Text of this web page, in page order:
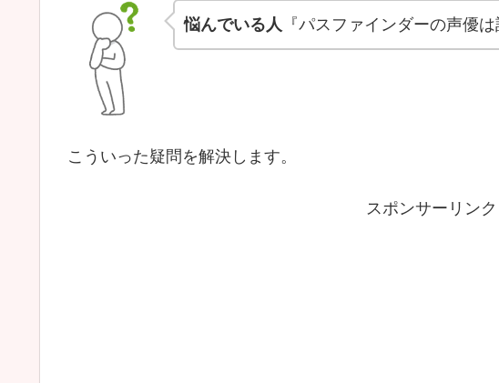
悩んでいる人 『パスファインダーの声優は
こういった疑問を解決します。
スポンサーリンク